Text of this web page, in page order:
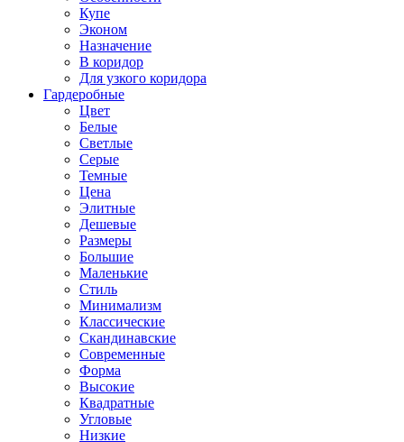
Купе
Эконом
Назначение
В коридор
Для узкого коридора
Гардеробные
Цвет
Белые
Светлые
Серые
Темные
Цена
Элитные
Дешевые
Размеры
Большие
Маленькие
Стиль
Минимализм
Классические
Скандинавские
Современные
Форма
Высокие
Квадратные
Угловые
Низкие